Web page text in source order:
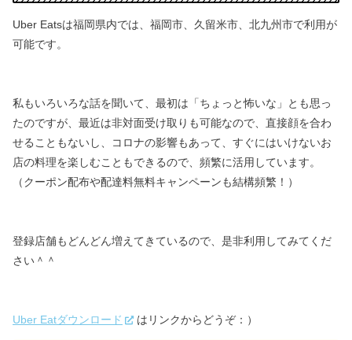
Uber Eatsは福岡県内では、福岡市、久留米市、北九州市で利用が
可能です。
私もいろいろな話を聞いて、最初は「ちょっと怖いな」とも思っ
たのですが、 最近は非対面受け取りも可能なので、直接顔を合わ
せることもないし、
コロナの影響もあって、すぐにはいけないお
店の料理を楽しむこともできるので、 頻繁に活用しています。
（クーポン配布や配達料無料キャンペーンも結構頻繁！）
登録店舗もどんどん増えてきているので、 是非利用してみてくだ
さい＾＾
Uber Eatダウンロード はリンクからどうぞ：）